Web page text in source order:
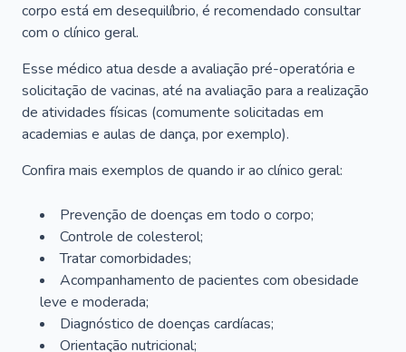
corpo está em desequilíbrio, é recomendado consultar
com o clínico geral.
Esse médico atua desde a avaliação pré-operatória e
solicitação de vacinas, até na avaliação para a realização
de atividades físicas (comumente solicitadas em
academias e aulas de dança, por exemplo).
Confira mais exemplos de quando ir ao clínico geral:
Prevenção de doenças em todo o corpo;
Controle de colesterol;
Tratar comorbidades;
Acompanhamento de pacientes com obesidade
leve e moderada;
Diagnóstico de doenças cardíacas;
Orientação nutricional;